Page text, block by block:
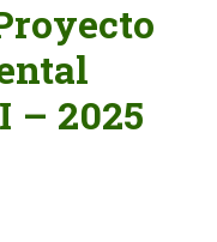
– 2025